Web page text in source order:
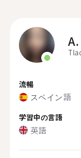
A.
流暢
スペイン語
学習中の言語
英語